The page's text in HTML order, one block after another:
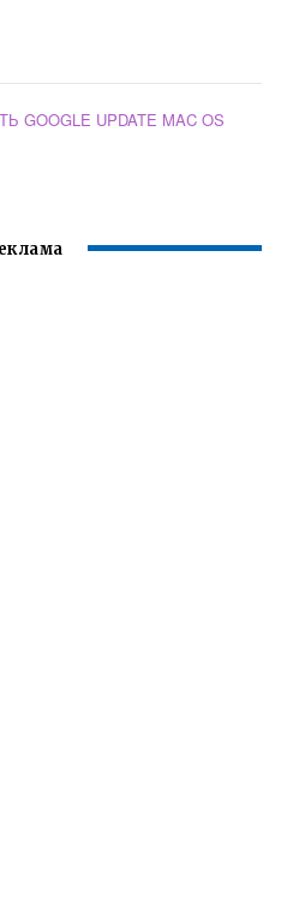
GOOGLE UPDATE MAC OS